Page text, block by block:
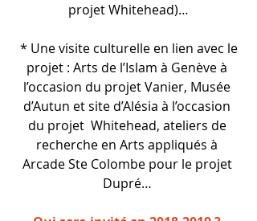
projet Whitehead)…
projet : Arts de l’Islam à Genève à
l’occasion du projet Vanier, Musée
d’Autun et site d’Alésia à l’occasion
du projet  Whitehead, ateliers de
recherche en Arts appliqués à
Arcade Ste Colombe pour le projet
Dupré…